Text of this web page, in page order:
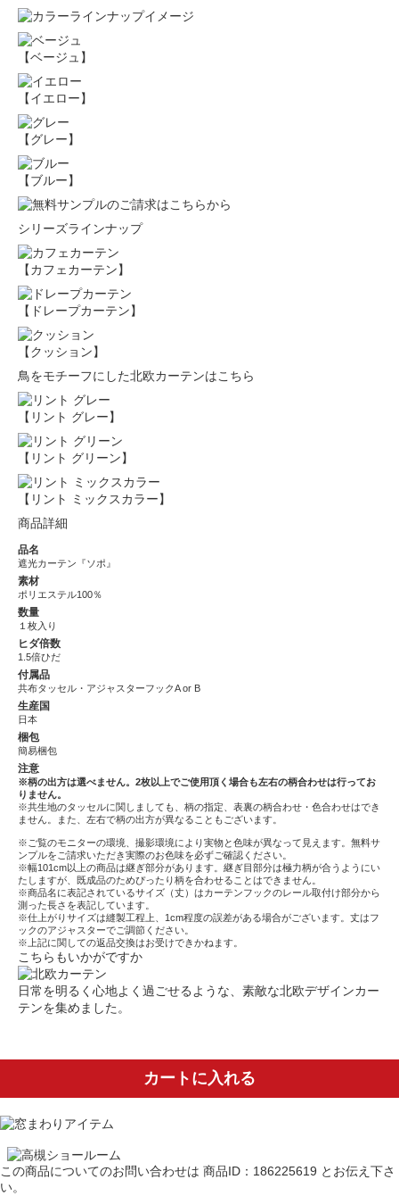
【ベージュ】
【イエロー】
【グレー】
【ブルー】
シリーズラインナップ
【カフェカーテン】
【ドレープカーテン】
【クッション】
鳥をモチーフにした北欧カーテンはこちら
【リント グレー】
【リント グリーン】
【リント ミックスカラー】
商品詳細
品名
遮光カーテン『ソポ』
素材
ポリエステル100％
数量
１枚入り
ヒダ倍数
1.5倍ひだ
付属品
共布タッセル・アジャスターフックA or B
生産国
日本
梱包
簡易梱包
注意
※柄の出方は選べません。2枚以上でご使用頂く場合も左右の柄合わせは行ってお
りません。
※共生地のタッセルに関しましても、柄の指定、表裏の柄合わせ・色合わせはでき
ません。また、左右で柄の出方が異なることもございます。
※ご覧のモニターの環境、撮影環境により実物と色味が異なって見えます。無料サ
ンプルをご請求いただき実際のお色味を必ずご確認ください。
※幅101cm以上の商品は継ぎ部分があります。継ぎ目部分は極力柄が合うようにい
たしますが、既成品のためぴったり柄を合わせることはできません。
※商品名に表記されているサイズ（丈）はカーテンフックのレール取付け部分から
測った長さを表記しています。
※仕上がりサイズは縫製工程上、1cm程度の誤差がある場合がございます。丈はフ
ックのアジャスターでご調節ください。
※上記に関しての返品交換はお受けできかねます。
こちらもいかがですか
日常を明るく心地よく過ごせるような、素敵な北欧デザインカー
テンを集めました。
カートに入れる
この商品についてのお問い合わせは 商品ID：186225619 とお伝え下さ
い。